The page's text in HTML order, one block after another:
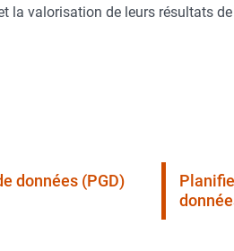
la valorisation de leurs résultats
données (PGD)